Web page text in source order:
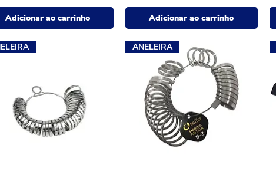
Adicionar ao carrinho Adicionar ao carrinho
ANELEIRA